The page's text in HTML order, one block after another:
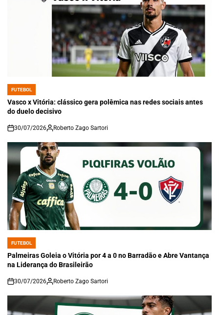
POSTED
IN
FUTEBOL
Vasco x Vitória: clássico gera polêmica nas redes sociais antes
do duelo decisivo
on
30/07/2026 Roberto Zago Sartori
POSTED
IN
FUTEBOL
Palmeiras Goleia o Vitória por 4 a 0 no Barradão e Abre Vantança
na Liderança do Brasileirão
on
30/07/2026 Roberto Zago Sartori